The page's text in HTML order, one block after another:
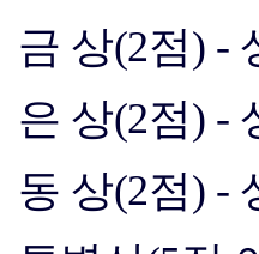
금 상(2점) -
은 상(2점) -
동 상(2점) -